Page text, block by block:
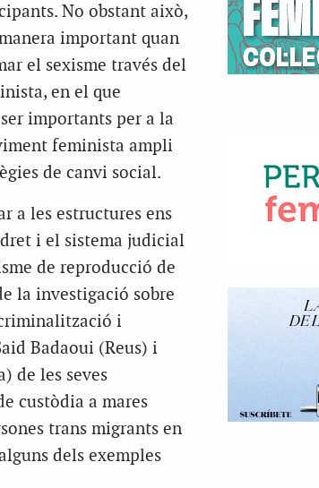
No obstant això,
important quan
el sexisme través del
en el que
importants per a la
feminista ampli
de canvi social.
a les estructures ens
i el sistema judicial
de reproducció de
la investigació sobre
i
Badaoui (Reus) i
de les seves
custòdia a mares
trans migrants en
dels exemples